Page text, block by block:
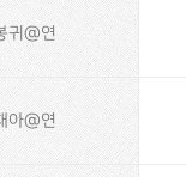
귀@연
아@연